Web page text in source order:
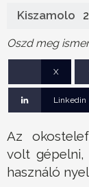
Kiszamolo
Oszd meg
X
Linkedin
Az
volt gépelni,
használó